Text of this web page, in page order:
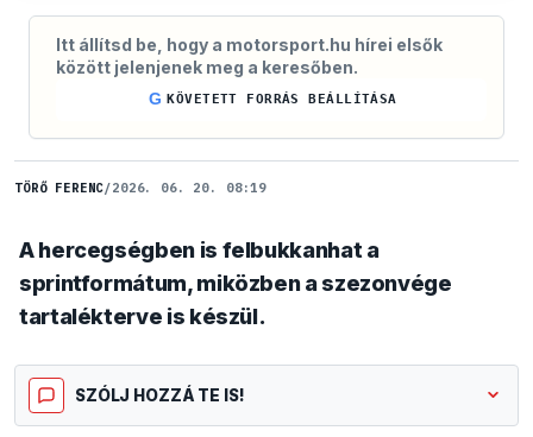
Itt állítsd be, hogy a motorsport.hu hírei elsők
között jelenjenek meg a keresőben.
G KÖVETETT FORRÁS BEÁLLÍTÁSA
TÖRŐ FERENC/2026. 06. 20. 08:19
A hercegségben is felbukkanhat a
sprintformátum, miközben a szezonvége
tartalékterve is készül.
SZÓLJ HOZZÁ TE IS!